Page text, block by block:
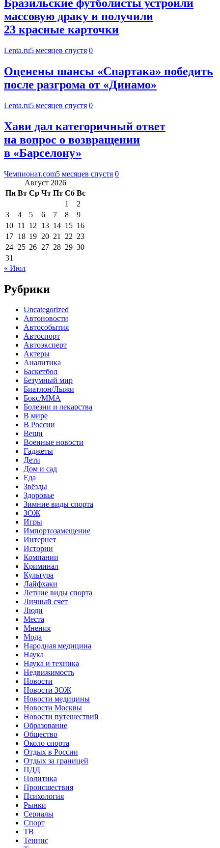
Бразильские футболисты устроили
массовую драку и получили
23 красные карточки
Lenta.ru5 месяцев спустя 0
Оценены шансы «Спартака» победить
после разгрома от «Динамо»
Lenta.ru5 месяцев спустя 0
Хави дал категоричный ответ
на вопрос о возвращении
в «Барселону»
Чемпионат.com5 месяцев спустя 0
Август 2026
Пн Вт Ср Чт Пт Сб Вс
1
2
3
4 5 6 7 8
9
10 11 12 13 14 15 16
17 18 19 20 21 22 23
24 25 26 27 28 29 30
31
« Июл
Рубрики
Uncategorized
Автоновости
Автособытия
Автоспорт
Автоэксперт
Актеры
Аналитика
Баскетбол
Безумный мир
Биатлон/Лыжи
Бокс/MMA
Болезни и лекарства
В мире
В России
Вещи
Военные новости
Гаджеты
Дети
Дом и сад
Еда
Звёзды
Здоровье
Зимние виды спорта
ЗОЖ
Игры
Импортозамещение
Интернет
Истории
Компании
Криминал
Культура
Лайфхаки
Летние виды спорта
Личный счет
Люди
Места
Мнения
Мода
Народная медицина
Наука
Наука и техника
Недвижимость
Новости
Новости ЗОЖ
Новости медицины
Новости Москвы
Новости путешествий
Образование
Общество
Около спорта
Отдых в России
Отдых за границей
ПДД
Политика
Происшествия
Психология
Рынки
Сериалы
Спорт
ТВ
Теннис